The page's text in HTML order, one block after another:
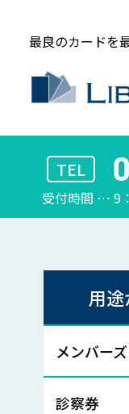
最良のカードを
TEL
受付時間 … 9
用
メンバー
診察券